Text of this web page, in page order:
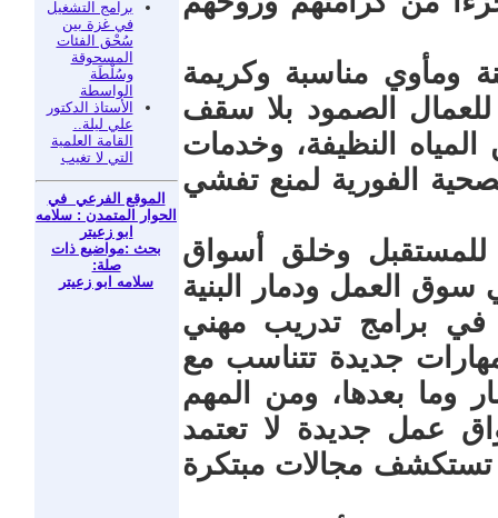
برامج التشغيل
في غزة بين
سُحْق الفئات
المسحوقة
وسُلْطَة
الواسطة
الأستاذ الدكتور
علي ليلة..
القامة العلمية
التي لا تغيب
الموقع الفرعي في
الحوار المتمدن : سلامه
ابو زعيتر
بحث :مواضيع ذات
صلة:
سلامه ابو زعيتر
ومأوي مناسبة وكريمة
للعمال الصمود بلا سقف
النظيفة، وخدمات
الفورية لمنع تفشي
للمستقبل وخلق أسواق
العمل ودمار البنية
في برامج تدريب مهني
جديدة تتناسب مع
وما بعدها، ومن المهم
عمل جديدة لا تعتمد
مجالات مبتكرة